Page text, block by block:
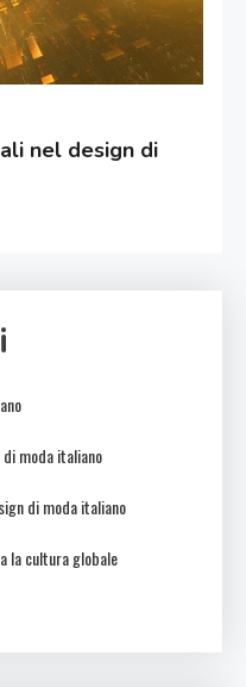
nel design di
moda italiano
di moda italiano
la cultura globale